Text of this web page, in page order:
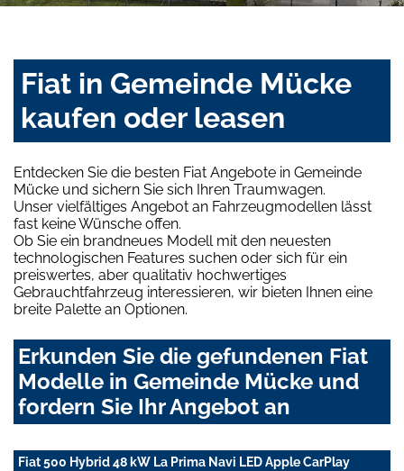
Fiat in Gemeinde Mücke
kaufen oder leasen
Entdecken Sie die besten Fiat Angebote in Gemeinde
Mücke und sichern Sie sich Ihren Traumwagen.
Unser vielfältiges Angebot an Fahrzeugmodellen lässt
fast keine Wünsche offen.
Ob Sie ein brandneues Modell mit den neuesten
technologischen Features suchen oder sich für ein
preiswertes, aber qualitativ hochwertiges
Gebrauchtfahrzeug interessieren, wir bieten Ihnen eine
breite Palette an Optionen.
Erkunden Sie die gefundenen Fiat
Modelle in Gemeinde Mücke und
fordern Sie Ihr Angebot an
Fiat 500 Hybrid 48 kW La Prima Navi LED Apple CarPlay